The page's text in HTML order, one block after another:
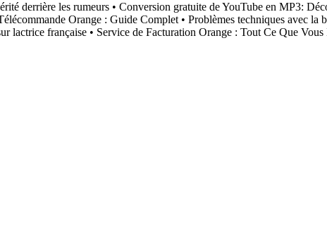
derrière les rumeurs • Conversion gratuite de YouTube en MP3:
Orange : Guide Complet • Problèmes techniques avec la
lactrice française • Service de Facturation Orange : Tout Ce Que